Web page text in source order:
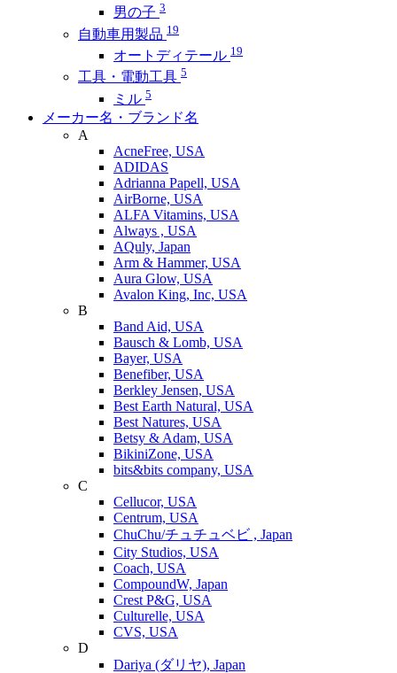
男の子 3
自動車用製品 19
オートディテール 19
工具・電動工具 5
ミル 5
メーカー名・ブランド名
A
AcneFree, USA
ADIDAS
Adrianna Papell, USA
AirBorne, USA
ALFA Vitamins, USA
Always , USA
AQuly, Japan
Arm & Hammer, USA
Aura Glow, USA
Avalon King, Inc, USA
B
Band Aid, USA
Bausch & Lomb, USA
Bayer, USA
Benefiber, USA
Berkley Jensen, USA
Best Earth Natural, USA
Best Natures, USA
Betsy & Adam, USA
BikiniZone, USA
bits&bits company, USA
C
Cellucor, USA
Centrum, USA
ChuChu/チュチュベビ , Japan
City Studios, USA
Coach, USA
CompoundW, Japan
Crest P&G, USA
Culturelle, USA
CVS, USA
D
Dariya (ダリヤ), Japan